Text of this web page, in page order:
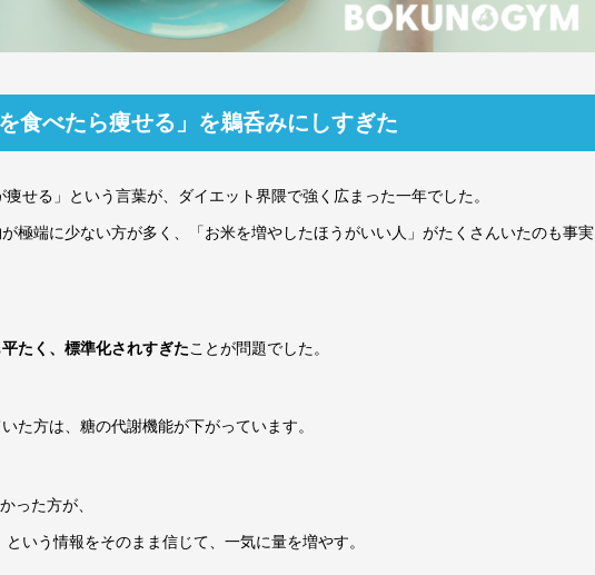
食べたら痩せる」を鵜呑みにしすぎた
せる」という言葉が、ダイエット界隈で強く広まった一年でした。
極端に少ない方が多く、「お米を増やしたほうがいい人」がたくさんいたのも事実
たく、標準化されすぎたことが問題でした。
た方は、糖の代謝機能が下がっています。
った方が、
という情報をそのまま信じて、一気に量を増やす。